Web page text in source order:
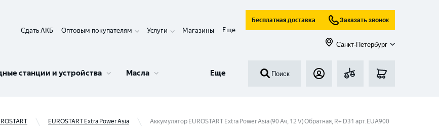
Сдать АКБ Оптовым покупателям Услуги Магазины Еще
Бесплатная доставка Заказать звонок
Санкт-Петербург
станции и устройства Масла Еще Поиск
EUROSTART Extra Power Asia Аккумулятор EUROSTART Extra Power Asia (90 Ач, 12 V) Обратная, R+ D31 арт.EUA900